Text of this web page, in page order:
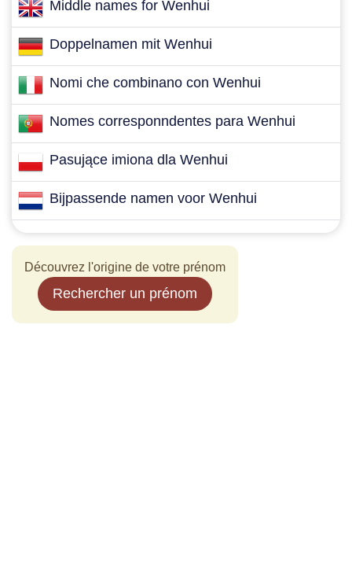
Middle names for Wenhui
Doppelnamen mit Wenhui
Nomi che combinano con Wenhui
Nomes corresponndentes para Wenhui
Pasujące imiona dla Wenhui
Bijpassende namen voor Wenhui
Découvrez l'origine de votre prénom
Rechercher un prénom